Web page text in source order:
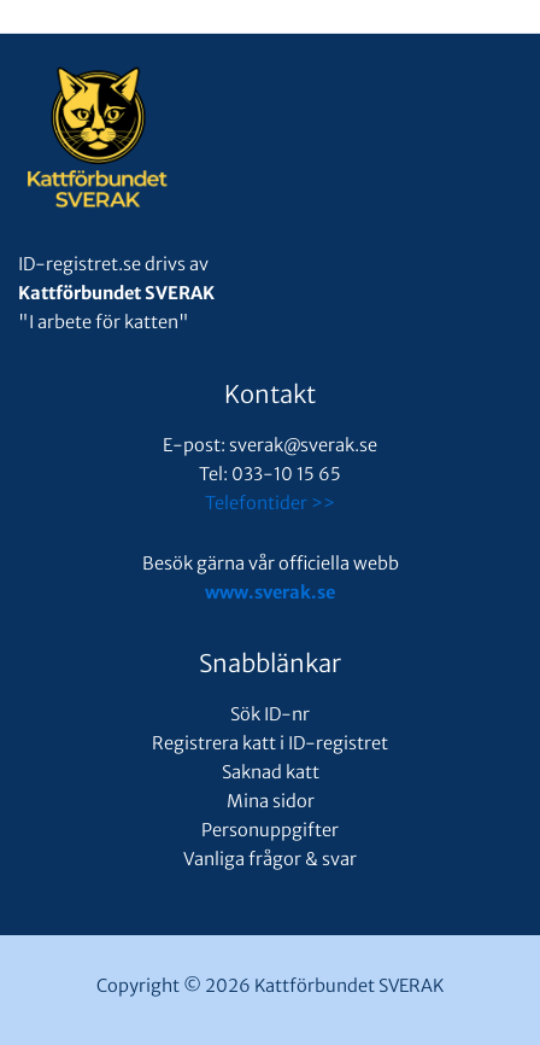
ID-registret.se drivs av
Kattförbundet SVERAK
"I arbete för katten"
Kontakt
E-post: sverak@sverak.se
Tel: 033-10 15 65
Telefontider >>
Besök gärna vår officiella webb
www.sverak.se
Snabblänkar
Sök ID-nr
Registrera katt i ID-registret
Saknad katt
Mina sidor
Personuppgifter
Vanliga frågor & svar
Copyright © 2026 Kattförbundet SVERAK